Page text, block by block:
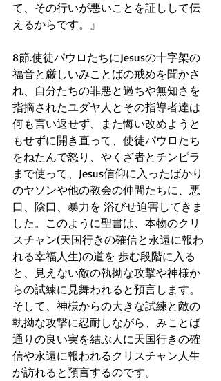
て、その行いが悪いことを証しして伝
えるからです。』
8節.使徒パウロたちにJesusの十字架の
福音と厳しいみことばの戒めを聞かさ
れ、自分たちの罪悪と過ちや無知さを
指摘されたユダヤ人とその指導者達は
何も言い返せず、また悔い改めようと
もせずに開き直って、使徒パウロたち
をねたんで怒り、やくざ者とチンピラ
まで使って、Jesus信仰に入ったばかり
のヤソンや他の教会の仲間たちに、悪
口、陰口、暴力を 浴びせ迫害してきま
した。このように聖書は、本物のクリ
スチャン(天国行きの確信と永遠に報わ
れる幸福人生)の道を 歩む段階に入る
と、見えない敵の執拗な攻撃や神様か
らの試練に見舞われると預言します。
そして、神様からの大きな試練と敵の
執拗な攻撃に忍耐しながら、みことば
通りの良い実を結ぶ人に天国行きの確
信や永遠に報われるクリスチャン人生
が訪れると預言するのです。